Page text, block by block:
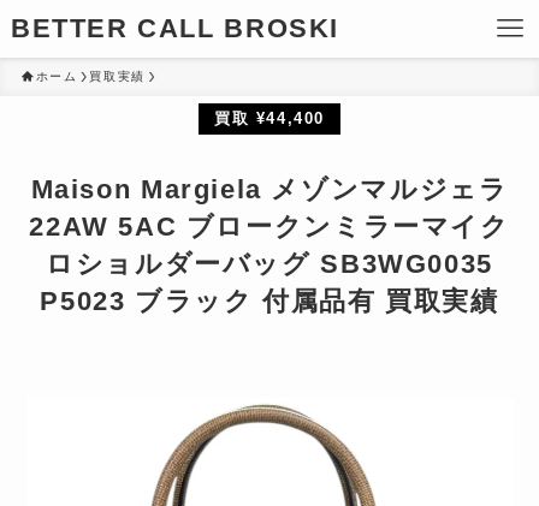
BETTER CALL BROSKI
ホーム 買取実績
買取 ¥44,400
Maison Margiela メゾンマルジェラ
22AW 5AC ブロークンミラーマイク
ロショルダーバッグ SB3WG0035
P5023 ブラック 付属品有 買取実績